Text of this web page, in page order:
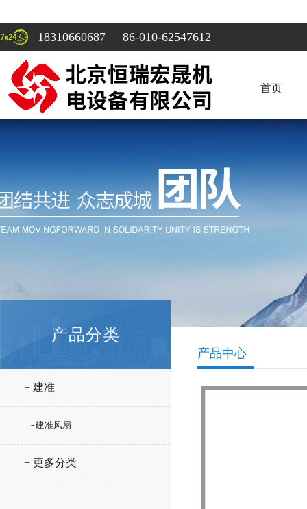
18310660687 86-010-62547612
首页
产品分类
+ 建准
- 建准风扇
+ 更多分类
产品中心